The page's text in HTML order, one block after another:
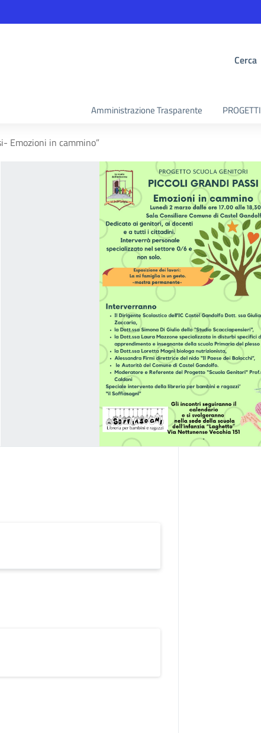
Cerca
Amministrazione Trasparente PROGETTI
Emozioni in cammino”